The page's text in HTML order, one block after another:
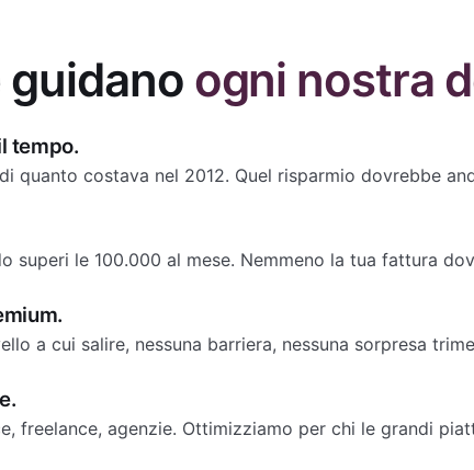
ogni nostra
tempo.
quanto costava nel 2012. Quel risparmio dovrebbe
superi le 100.000 al mese. Nemmeno la tua fattura
a cui salire, nessuna barriera, nessuna sorpresa
freelance, agenzie. Ottimizziamo per chi le grandi